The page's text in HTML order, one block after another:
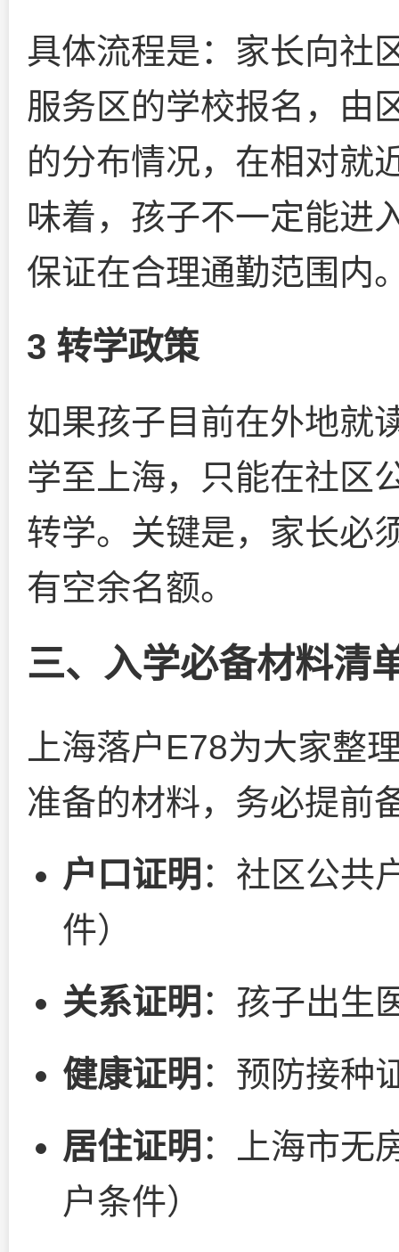
具体流程是：家长向社
服务区的学校报名，由
的分布情况，在相对就
味着，孩子不一定能进
保证在合理通勤范围内
3 转学政策
如果孩子目前在外地就
学至上海，只能在社区
转学。关键是，家长必
有空余名额。
三、入学必备材料清
上海落户E78为大家整
准备的材料，务必提前
户口证明 ：社区公共
件）
关系证明 ：孩子出生
健康证明 ：预防接种
居住证明 ：上海市无
户条件）